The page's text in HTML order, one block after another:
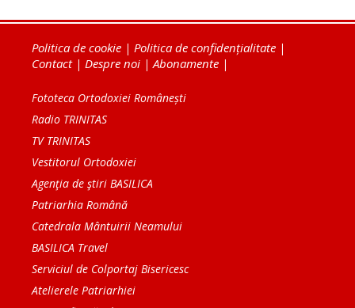
Politica de cookie | Politica de confidențialitate |
Contact| Despre noi |Abonamente |
Fototeca Ortodoxiei Românești
Radio TRINITAS
TV TRINITAS
Vestitorul Ortodoxiei
Agenţia de ştiri BASILICA
Patriarhia Română
Catedrala Mântuirii Neamului
BASILICA Travel
Serviciul de Colportaj Bisericesc
Atelierele Patriarhiei